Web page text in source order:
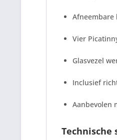
Afneembare
Vier
Glasvezel
Inclusief
Aanbevolen
Technische